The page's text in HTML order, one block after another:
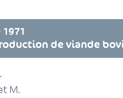
de viande
M.